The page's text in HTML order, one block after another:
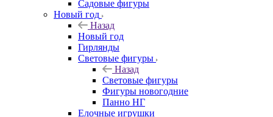
Садовые фигуры
Новый год
Назад
Новый год
Гирлянды
Световые фигуры
Назад
Световые фигуры
Фигуры новогодние
Панно НГ
Елочные игрушки